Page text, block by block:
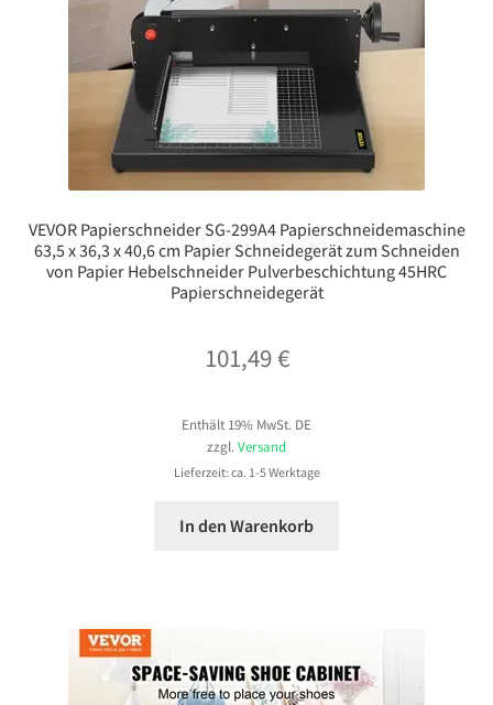
VEVOR Papierschneider SG-299A4 Papierschneidemaschine
63,5 x 36,3 x 40,6 cm Papier Schneidegerät zum Schneiden
von Papier Hebelschneider Pulverbeschichtung 45HRC
Papierschneidegerät
101,49€
Enthält 19% MwSt. DE
zzgl. Versand
Lieferzeit: ca. 1-5 Werktage
In den Warenkorb